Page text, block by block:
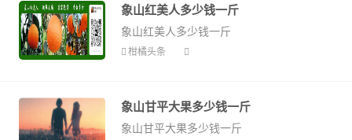
象山红美人多少钱一斤
象山红美人多少钱一斤
柑橘头条
象山甘平大果多少钱一斤
象山甘平大果多少钱一斤